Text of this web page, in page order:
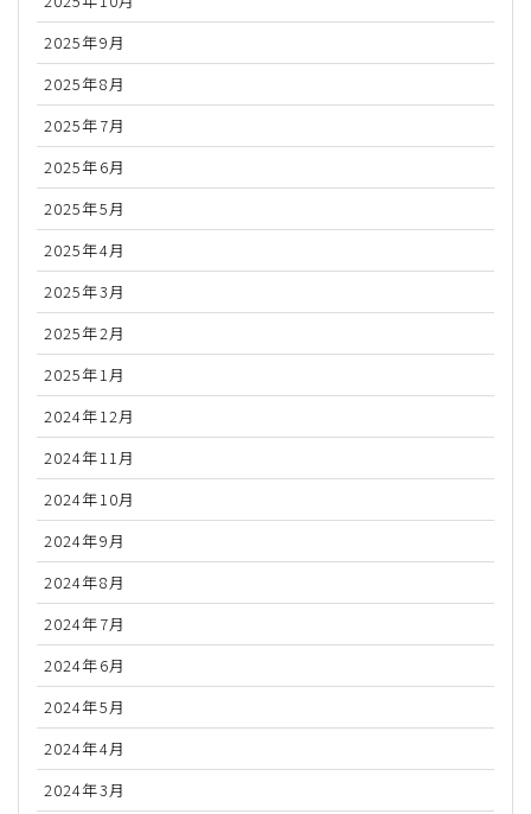
2025年9月
2025年8月
2025年7月
2025年6月
2025年5月
2025年4月
2025年3月
2025年2月
2025年1月
2024年12月
2024年11月
2024年10月
2024年9月
2024年8月
2024年7月
2024年6月
2024年5月
2024年4月
2024年3月